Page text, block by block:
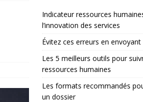
Indicateur ressources
l’innovation des services
Évitez ces erreurs en
Les 5 meilleurs outils pour
ressources humaines
Les formats recommandés
un dossier